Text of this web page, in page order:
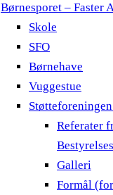
Børnesporet – Faster
Skole
SFO
Børnehave
Vuggestue
Referater
Galleri
Formål